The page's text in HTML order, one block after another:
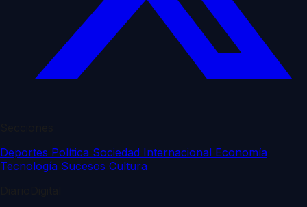
Deportes Política Sociedad Internacional Economía
Tecnología Sucesos Cultura